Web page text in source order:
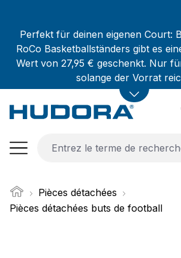
Perfekt für deinen eigenen Court:
RoCo Basketballständers gibt es
Wert von 27,95 € geschenkt. Nur
solange der Vorrat
Pièces détachées
Pièces détachées buts de football